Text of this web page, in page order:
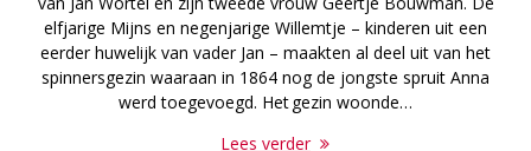
elfjarige Mijns en negenjarige Willemtje – kinderen uit een
eerder huwelijk van vader Jan – maakten al deel uit van het
spinnersgezin waaraan in 1864 nog de jongste spruit Anna
werd toegevoegd. Het gezin woonde…
Lees verder